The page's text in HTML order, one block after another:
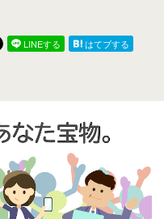
LINEする
はてブする